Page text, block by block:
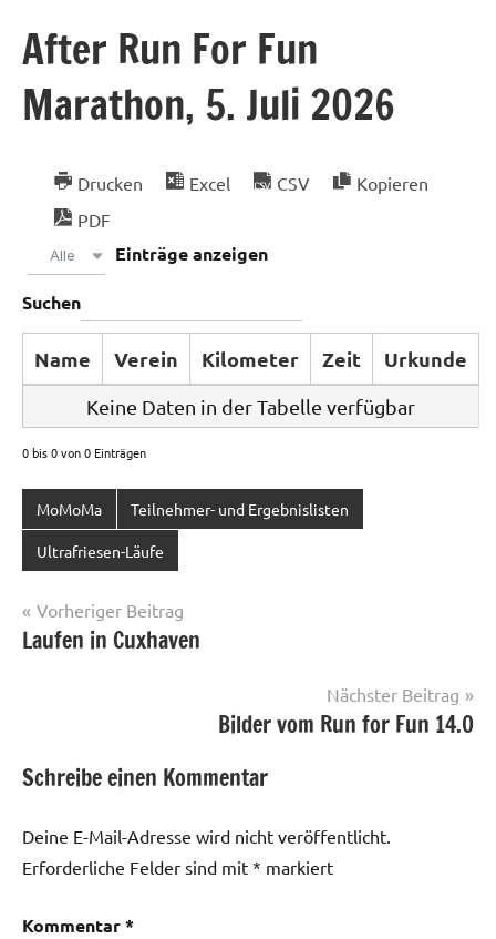
After Run For Fun
Marathon, 5. Juli 2026
Drucken Excel CSV
Kopieren
PDF
Alle Einträge anzeigen
Suchen
Name Verein Kilometer Zeit Urkunde
Keine Daten in der Tabelle verfügbar
0 bis 0 von 0 Einträgen
MoMoMa Teilnehmer- und Ergebnislisten
Ultrafriesen-Läufe
Beitragsnavigation
Vorheriger Beitrag
Laufen in Cuxhaven
Nächster Beitrag
Bilder vom Run for Fun 14.0
Schreibe einen Kommentar
Deine E-Mail-Adresse wird nicht veröffentlicht.
Erforderliche Felder sind mit * markiert
Kommentar*